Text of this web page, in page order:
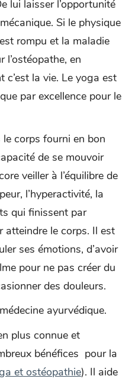
lui laisser l’opportunité
Si le physique
rompu et la maladie
l’ostéopathe, en
c’est la vie. Le yoga est
par excellence pour le
corps fourni en bon
de se mouvoir
veiller à l’équilibre de
l’hyperactivité, la
qui finissent par
atteindre le corps. Il est
ses émotions, d’avoir
pour ne pas créer du
des douleurs.
ayurvédique.
plus connue et
bénéfices pour la
et ostéopathie). Il aide